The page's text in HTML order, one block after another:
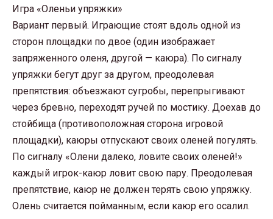
Игра «Оленьи упряжки»
Вариант первый. Играющие стоят вдоль одной из
сторон площадки по двое (один изображает
запряженного оленя, другой — каюра). По сигналу
упряжки бегут друг за другом, преодолевая
препятствия: объезжают сугробы, перепрыгивают
через бревно, переходят ручей по мостику. Доехав до
стойбища (противоположная сторона игровой
площадки), каюры отпускают своих оленей погулять.
По сигналу «Олени далеко, ловите своих оленей!»
каждый игрок-каюр ловит свою пару. Преодолевая
препятствие, каюр не должен терять свою упряжку.
Олень считается пойманным, если каюр его осалил.